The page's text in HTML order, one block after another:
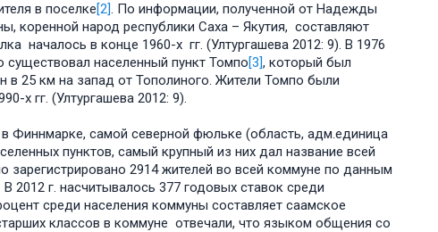
в поселке[2]. По информации, полученной от Надежды
коренной народ республики Саха – Якутия, составляют
началось в конце 1960-x гг. (Ултургашева 2012: 9). В 1976
населенный пункт Томпо[3], который был
25 км на запад от Тополиного. Жители Томпо были
х гг. (Ултургашева 2012: 9).
Финнмарке, самой северной фюльке (область, адм.единица
пунктов, самый крупный из них дал название всей
2914 жителей во всей коммуне по данным
2012 г. насчитывалось 377 годовых ставок среди
среди населения коммуны составляет саамское
классов в коммуне отвечали, что языком общения со